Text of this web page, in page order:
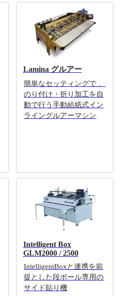
Lamina グルアー
簡単なセッティングで 、
のり付け・折り加工を自
動で行う手動給紙式イン
ライングルアーマシン
Intelligent Box
GLM2000 / 2500
IntelligentBoxと連携を前
提とした段ボール専用の
サイド貼り機